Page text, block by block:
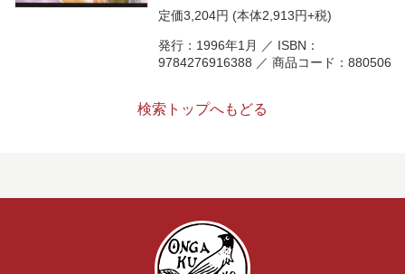
定価3,204円 (本体2,913円+税)
発行：1996年1月 ／ ISBN：
9784276916388 ／ 商品コード：880506
検索トップへもどる